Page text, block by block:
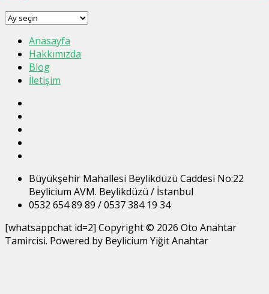
Arşivler
Anasayfa
Hakkımızda
Blog
İletişim
Büyükşehir Mahallesi Beylikdüzü Caddesi No:22
Beylicium AVM. Beylikdüzü / İstanbul
0532 654 89 89 / 0537 384 19 34
[whatsappchat id=2] Copyright © 2026 Oto Anahtar
Tamircisi. Powered by Beylicium Yiğit Anahtar